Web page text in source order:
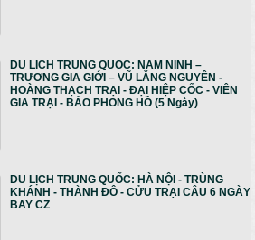
DU LICH TRUNG QUOC: NAM NINH –
TRƯƠNG GIA GIỚI – VŨ LĂNG NGUYÊN -
HOÀNG THẠCH TRẠI - ĐẠI HIỆP CỐC - VIÊN
GIA TRẠI - BẢO PHONG HỒ (5 Ngày)
DU LỊCH TRUNG QUỐC: HÀ NỘI - TRÙNG
KHÁNH - THÀNH ĐÔ - CỬU TRẠI CÂU 6 NGÀY
BAY CZ